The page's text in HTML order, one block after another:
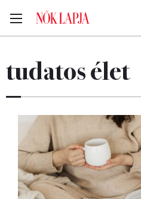
tudatos élet